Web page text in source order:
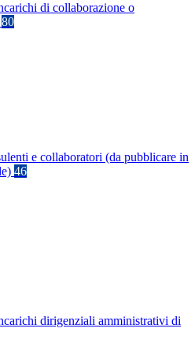
di collaborazione o
80
e collaboratori (da pubblicare in
46
dirigenziali amministrativi di